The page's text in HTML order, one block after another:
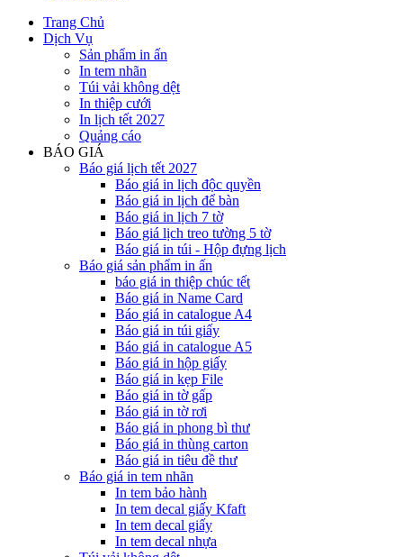
Trang Chủ
Dịch Vụ
Sản phẩm in ấn
In tem nhãn
Túi vải không dệt
In thiệp cưới
In lịch tết 2027
Quảng cáo
BÁO GIÁ
Báo giá lịch tết 2027
Báo giá in lịch độc quyền
Báo giá in lịch để bàn
Báo giá in lịch 7 tờ
Báo giá lịch treo tường 5 tờ
Báo giá in túi - Hộp đựng lịch
Báo giá sản phẩm in ấn
báo giá in thiệp chúc tết
Báo giá in Name Card
Báo giá in catalogue A4
Báo giá in túi giấy
Báo giá in catalogue A5
Báo giá in hộp giấy
Báo giá in kẹp File
Báo giá in tờ gấp
Báo giá in tờ rơi
Báo giá in phong bì thư
Báo giá in thùng carton
Báo giá in tiêu đề thư
Báo giá in tem nhãn
In tem bảo hành
In tem decal giấy Kfaft
In tem decal giấy
In tem decal nhựa